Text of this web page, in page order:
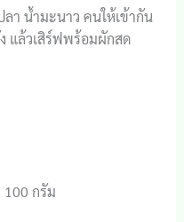
า น้ำมะนาว คนให้เข้ากัน
แล้วเสิร์ฟพร้อมผักสด
100 กรัม